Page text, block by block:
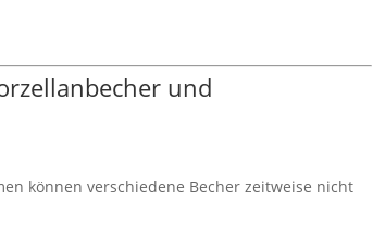
und
können verschiedene Becher zeitweise nicht